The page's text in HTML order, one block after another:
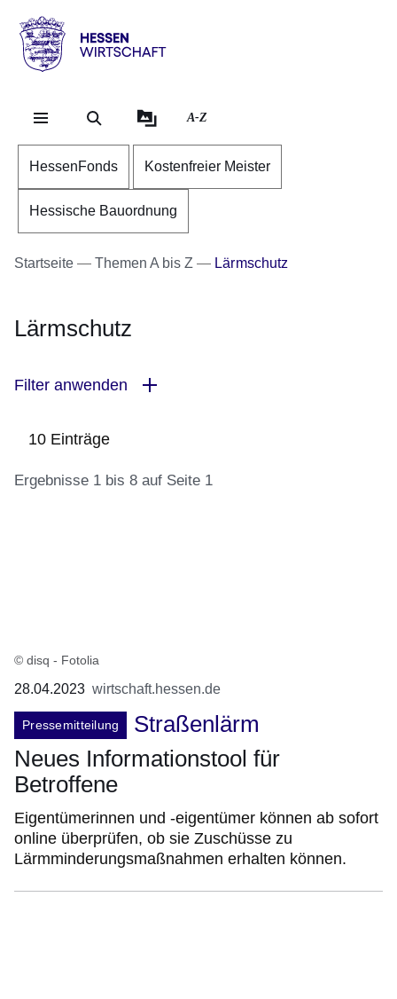
Hessen
Wirtschaft
A-Z
HessenFonds Kostenfreier Meister
Hessische Bauordnung
Startseite Themen A bis Z Lärmschutz
Lärmschutz
Filter anwenden
10 Einträge
Ergebnisse 1 bis 8 auf Seite 1
1
© disq - Fotolia
28.04.2023 wirtschaft.hessen.de
Pressemitteilung
Straßenlärm
Neues Informationstool für
Betroffene
Eigentümerinnen und -eigentümer können ab sofort
online überprüfen, ob sie Zuschüsse zu
Lärmminderungsmaßnahmen erhalten können.